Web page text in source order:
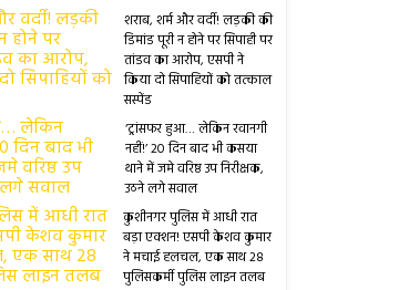
शराब, शर्म और वर्दी! लड़की की
डिमांड पूरी न होने पर सिपाही पर
तांडव का आरोप, एसपी ने
किया दो सिपाहियों को तत्काल
सस्पेंड
‘ट्रांसफर हुआ… लेकिन रवानगी
नहीं!’ 20 दिन बाद भी कसया
थाने में जमे वरिष्ठ उप निरीक्षक,
उठने लगे सवाल
कुशीनगर पुलिस में आधी रात
बड़ा एक्शन! एसपी केशव कुमार
ने मचाई हलचल, एक साथ 28
पुलिसकर्मी पुलिस लाइन तलब